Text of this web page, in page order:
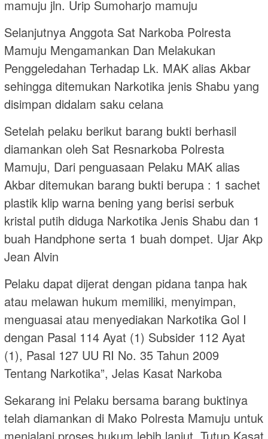
mamuju jln. Urip Sumoharjo mamuju
Selanjutnya Anggota Sat Narkoba Polresta
Mamuju Mengamankan Dan Melakukan
Penggeledahan Terhadap Lk. MAK alias Akbar
sehingga ditemukan Narkotika jenis Shabu yang
disimpan didalam saku celana
Setelah pelaku berikut barang bukti berhasil
diamankan oleh Sat Resnarkoba Polresta
Mamuju, Dari penguasaan Pelaku MAK alias
Akbar ditemukan barang bukti berupa : 1 sachet
plastik klip warna bening yang berisi serbuk
kristal putih diduga Narkotika Jenis Shabu dan 1
buah Handphone serta 1 buah dompet. Ujar Akp
Jean Alvin
Pelaku dapat dijerat dengan pidana tanpa hak
atau melawan hukum memiliki, menyimpan,
menguasai atau menyediakan Narkotika Gol I
dengan Pasal 114 Ayat (1) Subsider 112 Ayat
(1), Pasal 127 UU RI No. 35 Tahun 2009
Tentang Narkotika”, Jelas Kasat Narkoba
Sekarang ini Pelaku bersama barang buktinya
telah diamankan di Mako Polresta Mamuju untuk